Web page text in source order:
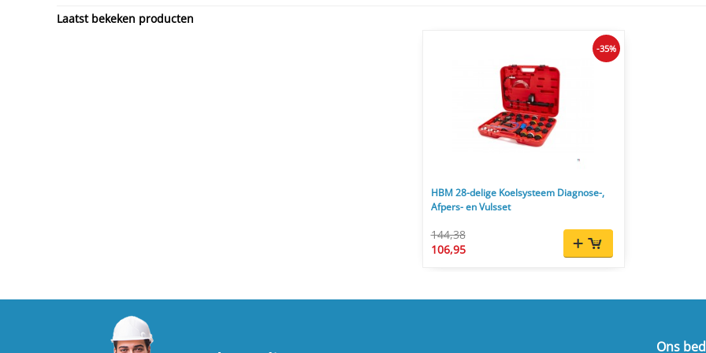
Laatst bekeken producten
HBM 28-delige Koelsysteem Diagnose-,
Afpers- en Vulsset
144,38
106,95
-35%
Ons